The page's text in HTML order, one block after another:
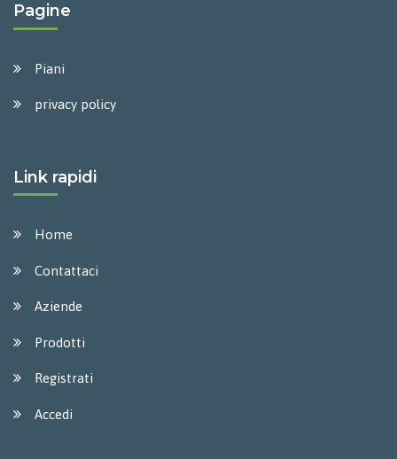
Pagine
Piani
privacy policy
Link rapidi
Home
Contattaci
Aziende
Prodotti
Registrati
Accedi